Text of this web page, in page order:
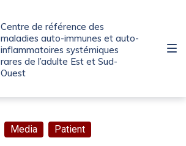
Centre de référence des
maladies auto-immunes et auto-
inflammatoires systémiques
rares de l’adulte Est et Sud-
Ouest
Media Patient